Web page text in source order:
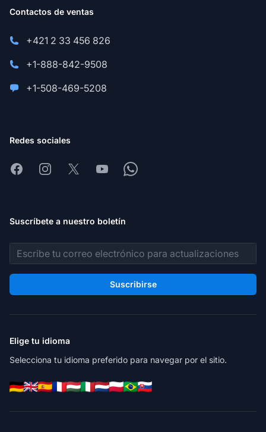
Contactos de ventas
+421 2 33 456 826
+1-888-842-9508
+1-508-469-5208
Redes sociales
FacebookInstagram
X YoutubeWhatsapp
Suscríbete a nuestro boletín
Dirección de correo electrónico
Suscribirse
Elige tu idioma
Selecciona tu idioma preferido para navegar por el sitio.